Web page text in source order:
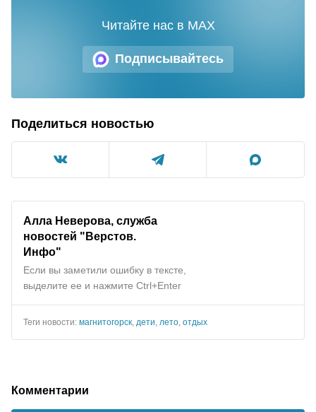
Подписывайтесь
Читайте нас в MAX
Поделиться новостью
Алла Неверова, служба
новостей "Верстов.
Инфо"
Если вы заметили ошибку в тексте,
выделите ее и нажмите Ctrl+Enter
Теги новости: магнитогорск дети лето отдых
Комментарии